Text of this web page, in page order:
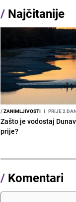
/ Najčitanije
/ZANIMLJIVOSTI I PRIJE 2
Zašto je vodostaj
prije?
/ Komentari